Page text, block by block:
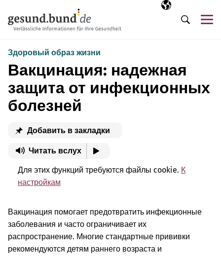
Выбранный
RU
Поиск
Здоровый образ жизни
Вакцинация: надежная
защита от инфекционных
болезней
Добавить в закладки
Читать вслух
Для этих функций требуются файлы cookie. К
настройкам
Вакцинация помогает предотвратить инфекционные
заболевания и часто ограничивает их
распространение. Многие стандартные прививки
рекомендуются детям раннего возраста и